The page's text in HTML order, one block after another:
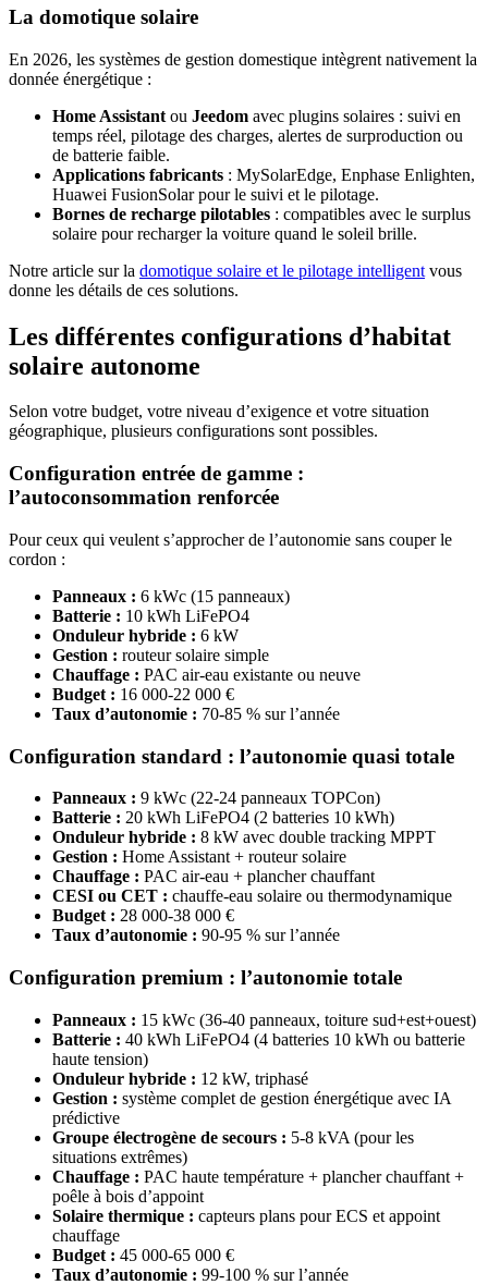
La domotique solaire
En 2026, les systèmes de gestion domestique intègrent nativement la
donnée énergétique :
Home Assistant ou Jeedom avec plugins solaires : suivi en
temps réel, pilotage des charges, alertes de surproduction ou
de batterie faible.
Applications fabricants : MySolarEdge, Enphase Enlighten,
Huawei FusionSolar pour le suivi et le pilotage.
Bornes de recharge pilotables : compatibles avec le surplus
solaire pour recharger la voiture quand le soleil brille.
Notre article sur la domotique solaire et le pilotage intelligent vous
donne les détails de ces solutions.
Les différentes configurations d’habitat
solaire autonome
Selon votre budget, votre niveau d’exigence et votre situation
géographique, plusieurs configurations sont possibles.
Configuration entrée de gamme :
l’autoconsommation renforcée
Pour ceux qui veulent s’approcher de l’autonomie sans couper le
cordon :
Panneaux : 6 kWc (15 panneaux)
Batterie : 10 kWh LiFePO4
Onduleur hybride : 6 kW
Gestion : routeur solaire simple
Chauffage : PAC air-eau existante ou neuve
Budget : 16 000-22 000 €
Taux d’autonomie : 70-85 % sur l’année
Configuration standard : l’autonomie quasi totale
Panneaux : 9 kWc (22-24 panneaux TOPCon)
Batterie : 20 kWh LiFePO4 (2 batteries 10 kWh)
Onduleur hybride : 8 kW avec double tracking MPPT
Gestion : Home Assistant + routeur solaire
Chauffage : PAC air-eau + plancher chauffant
CESI ou CET : chauffe-eau solaire ou thermodynamique
Budget : 28 000-38 000 €
Taux d’autonomie : 90-95 % sur l’année
Configuration premium : l’autonomie totale
Panneaux : 15 kWc (36-40 panneaux, toiture sud+est+ouest)
Batterie : 40 kWh LiFePO4 (4 batteries 10 kWh ou batterie
haute tension)
Onduleur hybride : 12 kW, triphasé
Gestion : système complet de gestion énergétique avec IA
prédictive
Groupe électrogène de secours : 5-8 kVA (pour les
situations extrêmes)
Chauffage : PAC haute température + plancher chauffant +
poêle à bois d’appoint
Solaire thermique : capteurs plans pour ECS et appoint
chauffage
Budget : 45 000-65 000 €
Taux d’autonomie : 99-100 % sur l’année